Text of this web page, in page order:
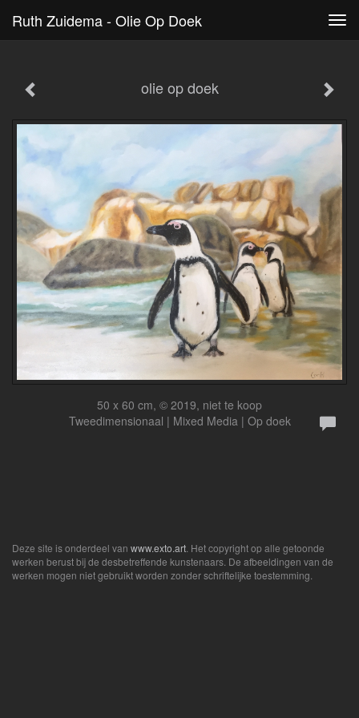
Ruth Zuidema - Olie Op Doek
olie op doek
50 x 60 cm, © 2019, niet te koop
Tweedimensionaal | Mixed Media | Op doek
Deze site is onderdeel van www.exto.art . Het copyright op alle getoonde
werken berust bij de desbetreffende kunstenaars. De afbeeldingen van de
werken mogen niet gebruikt worden zonder schriftelijke toestemming.